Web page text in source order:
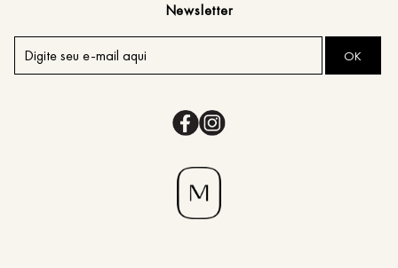
Newsletter
OK